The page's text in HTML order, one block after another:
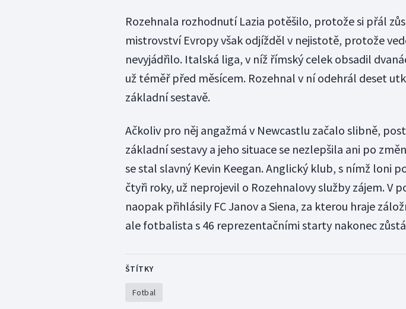
Rozehnala rozhodnutí Lazia potěšilo, protože si přál
mistrovství Evropy však odjížděl v nejistotě, protože
nevyjádřilo. Italská liga, v níž římský celek obsadil
už téměř před měsícem. Rozehnal v ní odehrál deset
základní sestavě.
Ačkoliv pro něj angažmá v Newcastlu začalo slibně,
základní sestavy a jeho situace se nezlepšila ani po
se stal slavný Kevin Keegan. Anglický klub, s nímž loni
čtyři roky, už neprojevil o Rozehnalovy služby zájem. V
naopak přihlásily FC Janov a Siena, za kterou hraje
ale fotbalista s 46 reprezentačními starty nakonec
ŠTÍTKY
Fotbal